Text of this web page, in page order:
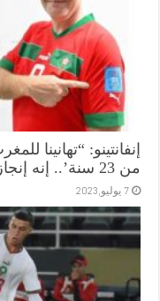
إنفانتينو: “تهانينا
من 23 سنة’.. إنه إنجاز عظيم وجعلتم بلدكم فخورا”
7 يوليو,2023